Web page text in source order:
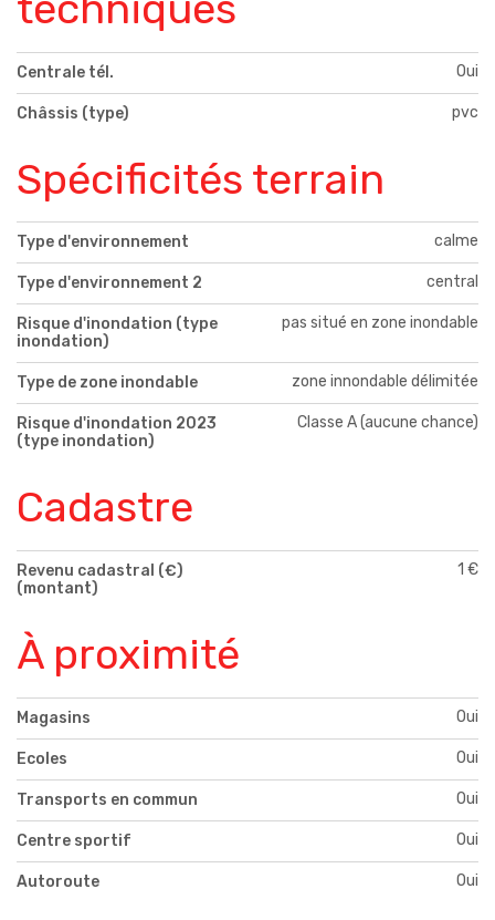
Centrale tél. Oui
Châssis (type) pvc
Spécificités terrain
Type d'environnement calme
Type d'environnement 2 central
Risque d'inondation (type
inondation)
pas situé en zone inondable
Type de zone inondable zone innondable délimitée
Risque d'inondation 2023
(type inondation)
Classe A (aucune chance)
Cadastre
Revenu cadastral (€)
(montant)
1 €
À proximité
Magasins Oui
Ecoles Oui
Transports en commun Oui
Centre sportif Oui
Autoroute Oui